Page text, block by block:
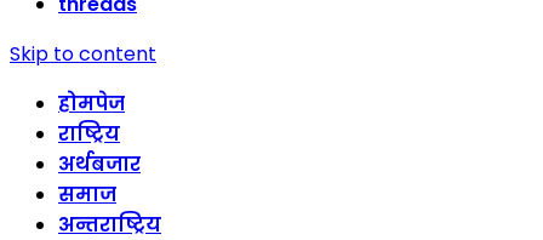
Skip to content
होमपेज
राष्ट्रिय
अर्थबजार
समाज
अन्तराष्ट्रिय